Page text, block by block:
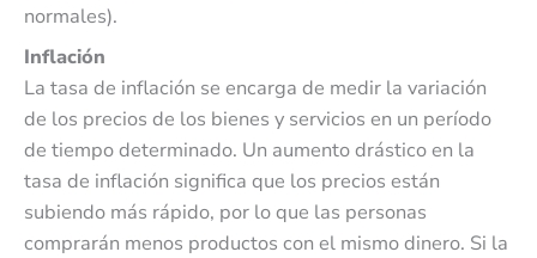
normales).
Inflación
La tasa de inflación se encarga de medir la variación
de los precios de los bienes y servicios en un período
de tiempo determinado. Un aumento drástico en la
tasa de inflación significa que los precios están
subiendo más rápido, por lo que las personas
comprarán menos productos con el mismo dinero. Si la